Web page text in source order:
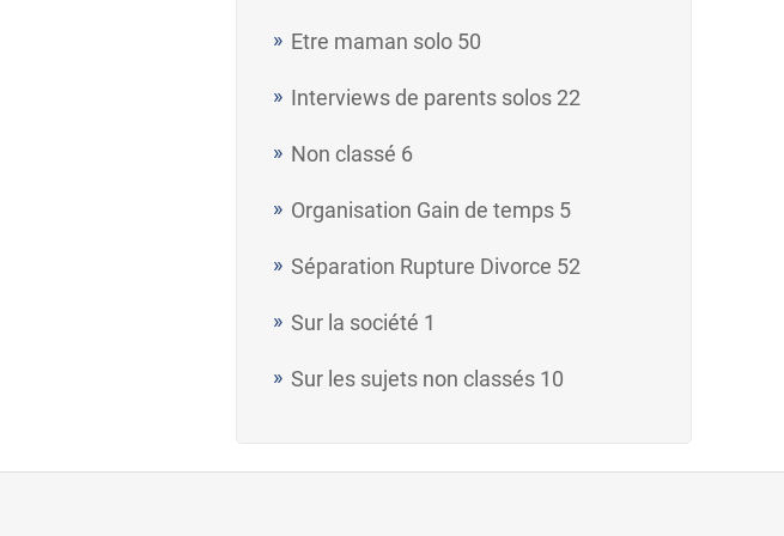
Etre maman solo 50
Interviews de parents solos 22
Non classé 6
Organisation Gain de temps 5
Séparation Rupture Divorce 52
Sur la société 1
Sur les sujets non classés 10